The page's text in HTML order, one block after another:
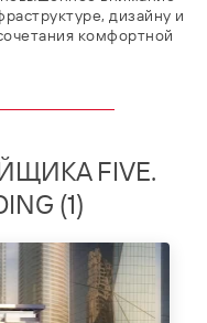
дизайну и
комфортной
FIVE.
(1)